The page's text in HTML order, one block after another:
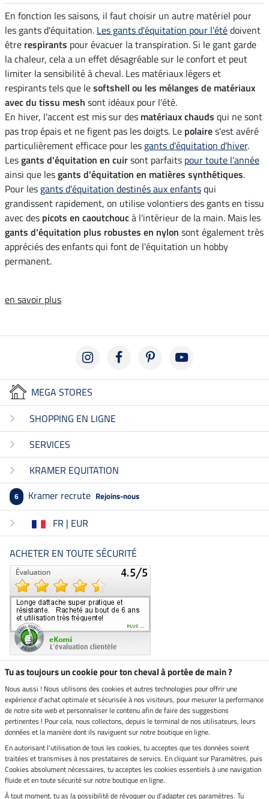
En fonction les saisons, il faut choisir un autre matériel pour
les gants d'équitation. Les gants d'équitation pour l'étédoivent
être respirants pour évacuer la transpiration. Si le gant garde
la chaleur, cela a un effet désagréable sur le confort et peut
limiter la sensibilité à cheval. Les matériaux légers et
respirants tels que lesoftshell ou les mélanges de matériaux
avec du tissu mesh sont idéaux pour l'été.
En hiver, l'accent est mis sur des matériaux chauds qui ne sont
pas trop épais et ne figent pas les doigts. Le polaires'est avéré
particulièrement efficace pour les gants d'équitation d'hiver.
Lesgants d'équitation en cuirsont parfaits pour toute l'année
ainsi que lesgants d'équitation en matières synthétiques.
Pour les gants d'équitation destinés aux enfantsqui
grandissent rapidement, on utilise volontiers des gants en tissu
avec des picots en caoutchoucà l'intérieur de la main. Mais les
gants d'équitation plus robustes en nylon sont également très
appréciés des enfants qui font de l'équitation un hobby
permanent.
en savoir plus
MEGA STORES
SHOPPING EN LIGNE
SERVICES
KRAMER EQUITATION
6 Kramer recrute Rejoins-nous
FR | EUR
ACHETER EN TOUTE SÉCURITÉ
Boutique climatiquement
neutre
Livraison par
Paiement sécurisé
Tu as toujours un cookie pour ton cheval à portée de main ?
Nous aussi ! Nous utilisons des cookies et autres technologies pour offrir une
expérience d'achat optimale et sécurisée à nos visiteurs, pour mesurer la performance
de notre site web et personnaliser le contenu afin de faire des suggestions
pertinentes ! Pour cela, nous collectons, depuis le terminal de nos utilisateurs, leurs
données et la manière dont ils naviguent sur notre boutique en ligne.
En autorisant l'utilisation de tous les cookies, tu acceptes que tes données soient
traitées et transmises à nos prestataires de servics. En cliquant sur Paramètres, puis
Cookies absolument nécessaires, tu acceptes les cookies essentiels à une navigation
fluide et en toute sécurité sur notre boutique en ligne.
À tout moment, tu as la possibilité de révoquer ou d'adapter ces paramètres. Tu